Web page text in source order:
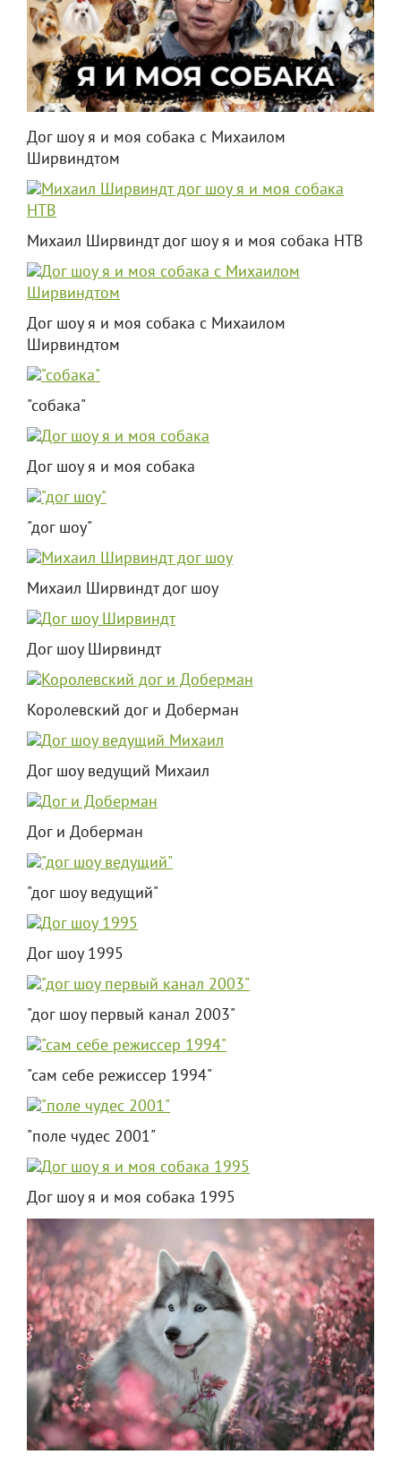
Дог шоу я и моя собака с Михаилом
Ширвиндтом
Михаил Ширвиндт дог шоу я и моя собака НТВ
Дог шоу я и моя собака с Михаилом
Ширвиндтом
"собака"
Дог шоу я и моя собака
"дог шоу"
Михаил Ширвиндт дог шоу
Дог шоу Ширвиндт
Королевский дог и Доберман
Дог шоу ведущий Михаил
Дог и Доберман
"дог шоу ведущий"
Дог шоу 1995
"дог шоу первый канал 2003"
"сам себе режиссер 1994"
"поле чудес 2001"
Дог шоу я и моя собака 1995